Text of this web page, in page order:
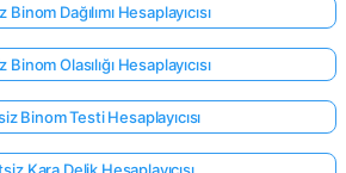
Dağılımı Hesaplayıcısı
Olasılığı Hesaplayıcısı
Binom Testi Hesaplayıcısı
Kara Delik Hesaplayıcısı